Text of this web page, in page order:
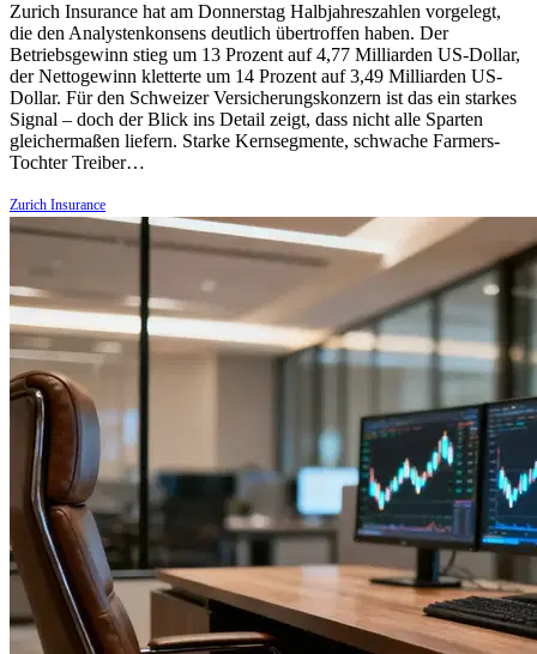
Zurich Insurance hat am Donnerstag Halbjahreszahlen vorgelegt,
die den Analystenkonsens deutlich übertroffen haben. Der
Betriebsgewinn stieg um 13 Prozent auf 4,77 Milliarden US-Dollar,
der Nettogewinn kletterte um 14 Prozent auf 3,49 Milliarden US-
Dollar. Für den Schweizer Versicherungskonzern ist das ein starkes
Signal – doch der Blick ins Detail zeigt, dass nicht alle Sparten
gleichermaßen liefern. Starke Kernsegmente, schwache Farmers-
Tochter Treiber…
Zurich Insurance